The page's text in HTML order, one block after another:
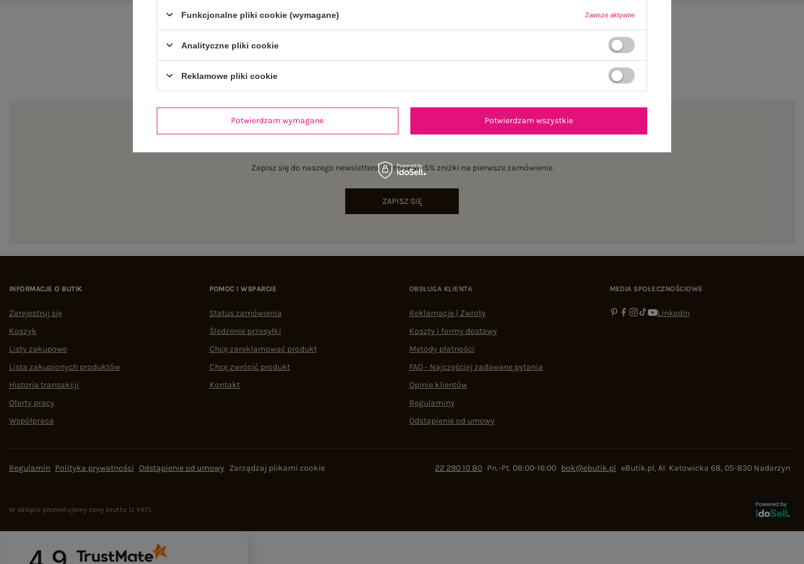
Zapisz się do naszego newslettera i otrzymaj 15% zniżki na pierwsze zamówienie
ZAPISZ SIĘ
INFORMACJE O BUTIK
Zarejestruj się
Koszyk
Listy zakupowe
Lista zakupionych produktów
Historia transakcji
Oferty pracy
Współpraca
POMOC I WSPARCIE
Status zamówienia
Śledzenie przesyłki
Chcę zareklamować produkt
Chcę zwrócić produkt
Kontakt
OBSŁUGA KLIENTA
Reklamacje | Zwroty
Koszty i formy dostawy
Metody płatności
FAQ - Najczęściej zadawane pytania
Opinie klientów
Regulaminy
Odstąpienie od umowy
MEDIA SPOŁECZNOŚCIOWE
Linkedin
Regulamin Polityka prywatności Odstąpienie od umowy Zarządzaj plikami cookie 22 290 10 80 Pn.-Pt. 08:00-16:00 bok@ebutik.pl eButik.pl,Al. Katowicka 68,05-830 Nadarzyn
W sklepie prezentujemy ceny brutto (z VAT).
Funkcjonalne pliki cookie (wymagane) Zawsze aktywne
Analityczne pliki cookie
Reklamowe pliki cookie
Potwierdzam wymagane Potwierdzam wszystkie